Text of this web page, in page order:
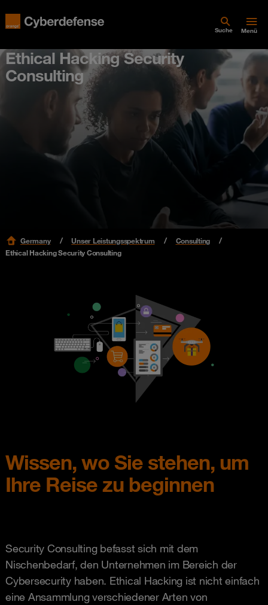
Suche Menü
Ethical Hacking Security
Consulting
Germany Unser Leistungsspektrum
Consulting
Ethical Hacking Security Consulting
Wissen, wo Sie stehen, um
Ihre Reise zu beginnen
Security Consulting befasst sich mit dem
Nischenbedarf, den Unternehmen im Bereich der
Cybersecurity haben. Ethical Hacking ist nicht einfach
eine Ansammlung verschiedener Arten von